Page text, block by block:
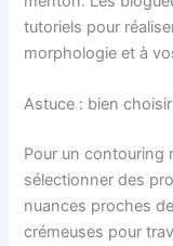
tutoriels pour
morphologie et à
Astuce : bien
Pour un contouring
sélectionner des
nuances proches
crémeuses pour